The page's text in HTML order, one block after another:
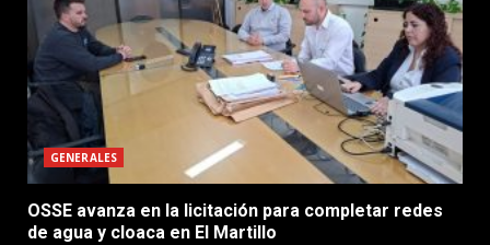
GENERALES
OSSE avanza en la licitación para completar redes
de agua y cloaca en El Martillo